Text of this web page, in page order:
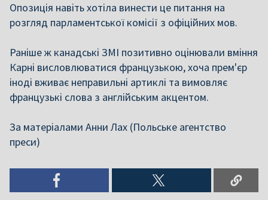
Опозиція навіть хотіла винести це питання на
розгляд парламентської комісії з офіційних мов.
Раніше ж канадські ЗМІ позитивно оцінювали вміння
Карні висловлюватися французькою, хоча прем'єр
іноді вживає неправильні артиклі та вимовляє
французькі слова з англійським акцентом.
За матеріалами Анни Лах (Польське агентство
преси)